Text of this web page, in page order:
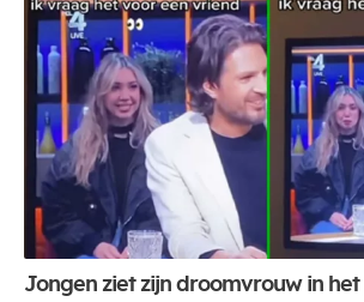
Jongen ziet zijn droomvrouw in